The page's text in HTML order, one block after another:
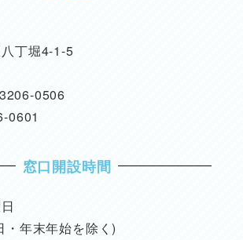
丁堀4-1-5
0506
0601
窓口開設時間
・年末年始を除く)